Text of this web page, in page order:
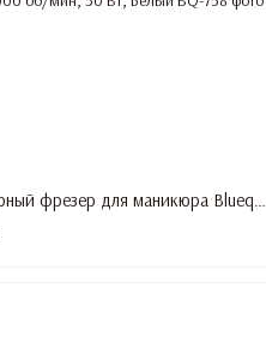
Аккумуляторный фрезер для маникюра Blueque BQ-758, 35 000 об/мин, 50 Вт, Белый